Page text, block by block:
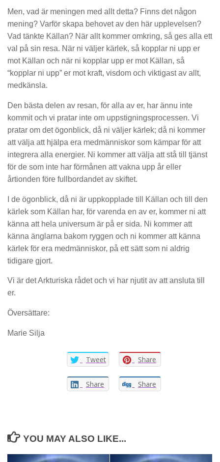
Men, vad är meningen med allt detta? Finns det någon
mening? Varför skapa behovet av den här upplevelsen?
Vad tänkte Källan? När allt kommer omkring, så ges alla ett
val på sin resa. När ni väljer kärlek, så kopplar ni upp er
mot Källan och när ni kopplar upp er mot Källan, så
“kopplar ni upp” er mot kraft, visdom och viktigast av allt,
medkänsla.
Den bästa delen av resan, för alla av er, har ännu inte
kommit och vi pratar inte om uppstigningsprocessen. Vi
pratar om det ögonblick, då ni väljer kärlek; då ni kommer
att välja att hjälpa era medmänniskor som kämpar för att
integrera alla energier. Ni kommer att välja att stå till tjänst
för de som inte har förmånen att vakna upp år eller
årtionden före fullbordandet av skiftet.
I de ögonblick, då ni är uppkopplade till Källan och till den
kärlek som Källan har, för varenda en av er, kommer ni att
känna att hela universum är på er sida. Ni kommer att
känna änglarna bakom ryggen och ni kommer att känna
kärlek för era medmänniskor, på ett sätt som ni aldrig
tidigare gjort.
Vi är det Arkturiska rådet och vi har njutit av att ansluta till
er.
Översättare:
Marie Silja
Tweet Share
Share Share
YOU MAY ALSO LIKE...